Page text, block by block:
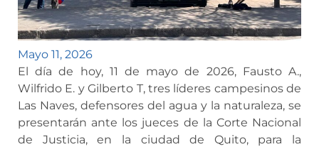
Mayo 11, 2026
El día de hoy, 11 de mayo de 2026, Fausto A.,
Wilfrido E. y Gilberto T, tres líderes campesinos de
Las Naves, defensores del agua y la naturaleza, se
presentarán ante los jueces de la Corte Nacional
de Justicia, en la ciudad de Quito, para la